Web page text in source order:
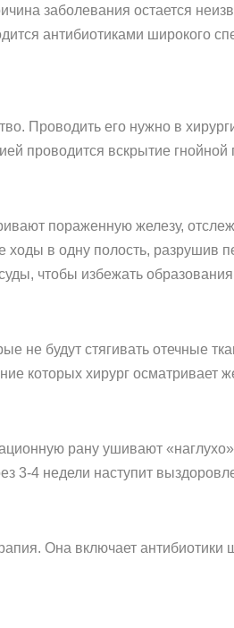
заболевания остается
антибиотиками широкого
Проводить его нужно в
проводится вскрытие гнойной
пораженную железу,
ходы в одну полость, разрушив
чтобы избежать
не будут стягивать отечные
которых хирург осматривает
рану ушивают
3-4 недели наступит
Она включает антибиотики